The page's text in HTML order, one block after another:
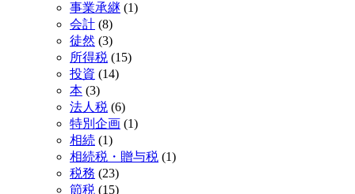
事業承継 (1)
会計 (8)
徒然 (3)
所得税 (15)
投資 (14)
本 (3)
法人税 (6)
特別企画 (1)
相続 (1)
相続税・贈与税 (1)
税務 (23)
節税 (15)